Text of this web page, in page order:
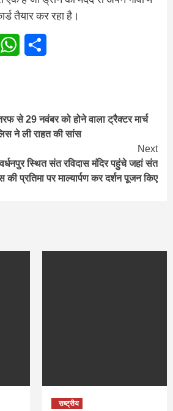
तैयार कर रहा है।
WhatsApp
से 29 नवंबर को होने वाला ट्रैक्टर मार्च
ने ली राहत की सांस
Next
स्थित संत रविदास मंदिर पहुंचे जहां संत
की प्रतिमा पर माल्यार्पण कर दर्शन पूजन किए
राष्ट्रीय